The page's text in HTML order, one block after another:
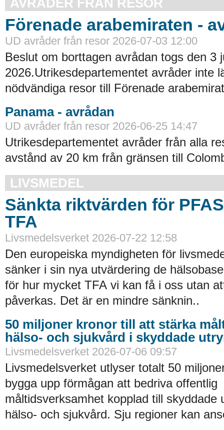
Förenade arabemiraten -
UD avråder från resor 2026-07-03 12:00
Beslut om borttagen avrådan togs den 3
2026.Utrikesdepartementet avråder inte
nödvändiga resor till Förenade
Panama - avrådan
UD avråder från resor 2026-06-25 14:47
Utrikesdepartementet avråder från alla
avstånd av 20 km från gränsen till
LIVSMEDEL
Sänkta riktvärden för
TFA
Livsmedelsverket 2026-07-22 12:58
Den europeiska myndigheten för
sänker i sin nya utvärdering de
för hur mycket TFA vi kan få i oss utan
påverkas. Det är en mindre sänknin..
50 miljoner kronor till att stärka
hälso- och sjukvård i skyddade
Livsmedelsverket 2026-07-06 09:57
Livsmedelsverket utlyser totalt 50
bygga upp förmågan att bedriva offentlig
måltidsverksamhet kopplad till skyddade
hälso- och sjukvård. Sju regioner kan